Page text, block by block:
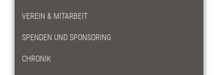
VEREIN & MITARBEIT
SPENDEN UND SPONSORING
CHRONIK